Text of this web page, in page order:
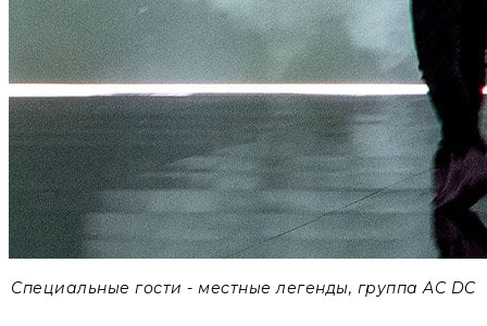
Специальные гости - местные легенды, группа AC DC